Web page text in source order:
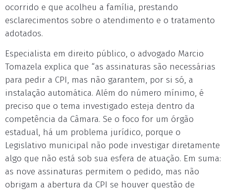
ocorrido e que acolheu a família, prestando
esclarecimentos sobre o atendimento e o tratamento
adotados.
Especialista em direito público, o advogado Marcio
Tomazela explica que “as assinaturas são necessárias
para pedir a CPI, mas não garantem, por si só, a
instalação automática. Além do número mínimo, é
preciso que o tema investigado esteja dentro da
competência da Câmara. Se o foco for um órgão
estadual, há um problema jurídico, porque o
Legislativo municipal não pode investigar diretamente
algo que não está sob sua esfera de atuação. Em suma:
as nove assinaturas permitem o pedido, mas não
obrigam a abertura da CPI se houver questão de